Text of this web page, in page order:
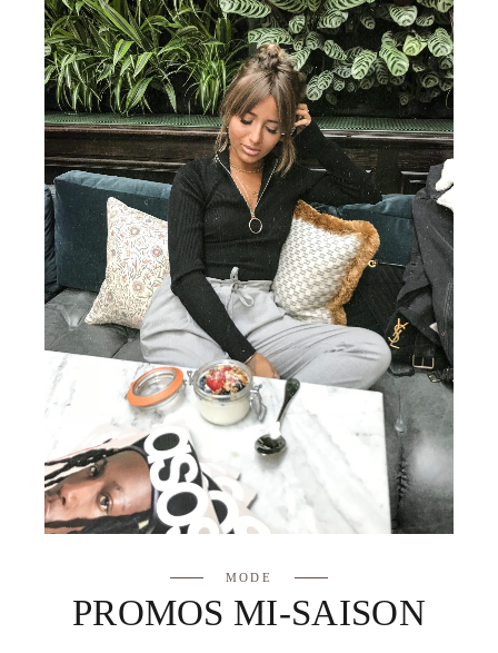
MODE
PROMOS MI-SAISON